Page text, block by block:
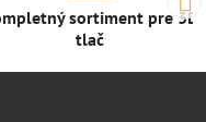
sortiment pre 3D
tlač